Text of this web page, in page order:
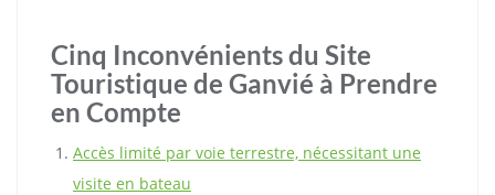
Cinq Inconvénients du Site
Touristique de Ganvié à Prendre
en Compte
Accès limité par voie terrestre, nécessitant une
visite en bateau